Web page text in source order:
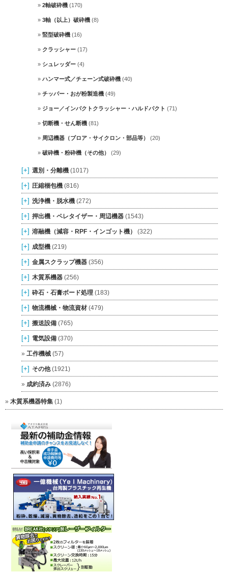
2軸破砕機 (170)
3軸（以上）破砕機 (8)
竪型破砕機 (16)
クラッシャー (17)
シュレッダー (4)
ハンマー式／チェーン式破砕機 (40)
チッパー・おが粉製造機 (49)
ジョー／インパクトクラッシャー・ハルドパクト (71)
切断機・せん断機 (81)
周辺機器（ブロア・サイクロン・部品等） (20)
破砕機・粉砕機（その他） (29)
[+] 選別・分離機 (1017)
[+] 圧縮梱包機 (816)
[+] 洗浄機・脱水機 (272)
[+] 押出機・ペレタイザー・周辺機器 (1543)
[+] 溶融機（減容・RPF・インゴット機） (322)
[+] 成型機 (219)
[+] 金属スクラップ機器 (356)
[+] 木質系機器 (256)
[+] 砕石・石膏ボード処理 (183)
[+] 物流機械・物流資材 (479)
[+] 搬送設備 (765)
[+] 電気設備 (370)
工作機械 (57)
[+] その他(1921)
成約済み (2876)
木質系機器特集 (1)